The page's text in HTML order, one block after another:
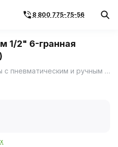
8 800 775-75-56
1/2" 6-гранная
Предназначены для работы с пневматическим и ручным инструментом.